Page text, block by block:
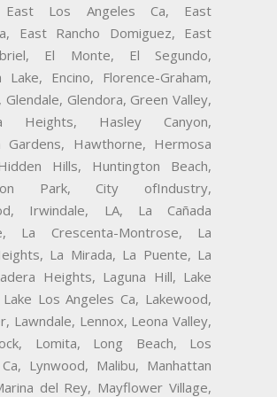
East Los Angeles Ca, East
East Rancho Domiguez, East
El Monte, El Segundo,
Lake, Encino, Florence-Graham,
Glendale, Glendora, Green Valley,
Heights, Hasley Canyon,
Gardens, Hawthorne, Hermosa
Hills, Huntington Beach,
Park, City ofIndustry,
Irwindale, LA, La Cañada
La Crescenta-Montrose, La
La Mirada, La Puente, La
Heights, Laguna Hill, Lake
Los Angeles Ca, Lakewood,
Lawndale, Lennox, Leona Valley,
Lomita, Long Beach, Los
Lynwood, Malibu, Manhattan
del Rey, Mayflower Village,